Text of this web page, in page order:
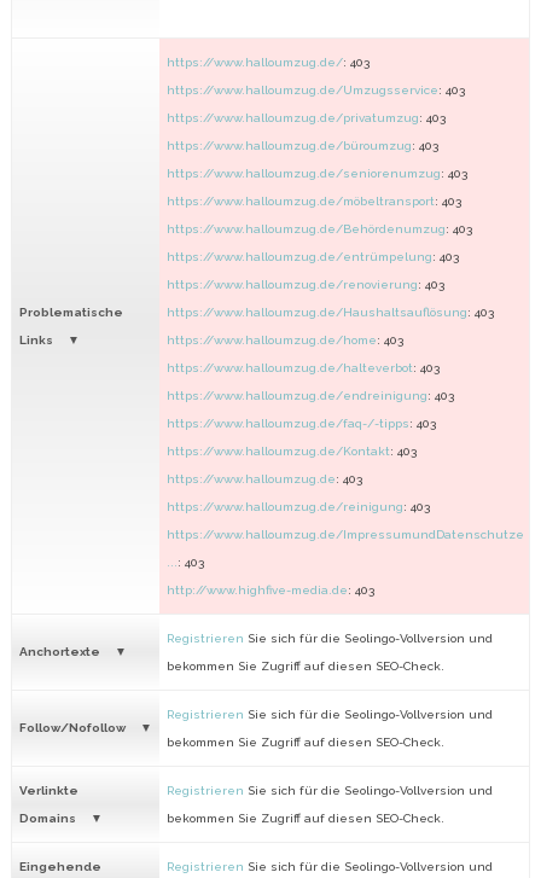
Problematische
Links
https://www.halloumzug.de/: 403
https://www.halloumzug.de/Umzugsservice: 403
https://www.halloumzug.de/privatumzug: 403
https://www.halloumzug.de/büroumzug: 403
https://www.halloumzug.de/seniorenumzug: 403
https://www.halloumzug.de/möbeltransport: 403
https://www.halloumzug.de/Behördenumzug: 403
https://www.halloumzug.de/entrümpelung: 403
https://www.halloumzug.de/renovierung: 403
https://www.halloumzug.de/Haushaltsauflösung: 403
https://www.halloumzug.de/home: 403
https://www.halloumzug.de/halteverbot: 403
https://www.halloumzug.de/endreinigung: 403
https://www.halloumzug.de/faq-/-tipps: 403
https://www.halloumzug.de/Kontakt: 403
https://www.halloumzug.de: 403
https://www.halloumzug.de/reinigung: 403
https://www.halloumzug.de/ImpressumundDatenschutze
: 403
http://www.highfive-media.de: 403
Anchortexte
Registrieren Sie sich für die Seolingo-Vollversion und
bekommen Sie Zugriff auf diesen SEO-Check.
Follow/Nofollow
Registrieren Sie sich für die Seolingo-Vollversion und
bekommen Sie Zugriff auf diesen SEO-Check.
Verlinkte
Domains
Registrieren Sie sich für die Seolingo-Vollversion und
bekommen Sie Zugriff auf diesen SEO-Check.
Eingehende Registrieren Sie sich für die Seolingo-Vollversion und